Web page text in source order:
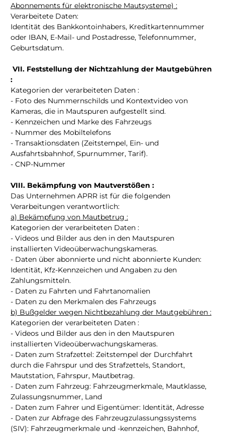
Abonnements für elektronische Mautsysteme) :
Verarbeitete Daten:
Identität des Bankkontoinhabers, Kreditkartennummer
oder IBAN, E-Mail- und Postadresse, Telefonnummer,
Geburtsdatum.
VII. Feststellung der Nichtzahlung der Mautgebühren
:
Kategorien der verarbeiteten Daten :
- Foto des Nummernschilds und Kontextvideo von
Kameras, die in Mautspuren aufgestellt sind.
- Kennzeichen und Marke des Fahrzeugs
- Nummer des Mobiltelefons
- Transaktionsdaten (Zeitstempel, Ein- und
Ausfahrtsbahnhof, Spurnummer, Tarif).
- CNP-Nummer
VIII. Bekämpfung von Mautverstößen :
Das Unternehmen APRR ist für die folgenden
Verarbeitungen verantwortlich:
a) Bekämpfung von Mautbetrug :
Kategorien der verarbeiteten Daten :
- Videos und Bilder aus den in den Mautspuren
installierten Videoüberwachungskameras.
- Daten über abonnierte und nicht abonnierte Kunden:
Identität, Kfz-Kennzeichen und Angaben zu den
Zahlungsmitteln.
- Daten zu Fahrten und Fahrtanomalien
- Daten zu den Merkmalen des Fahrzeugs
b) Bußgelder wegen Nichtbezahlung der Mautgebühren :
Kategorien der verarbeiteten Daten :
- Videos und Bilder aus den in den Mautspuren
installierten Videoüberwachungskameras.
- Daten zum Strafzettel: Zeitstempel der Durchfahrt
durch die Fahrspur und des Strafzettels, Standort,
Mautstation, Fahrspur, Mautbetrag.
- Daten zum Fahrzeug: Fahrzeugmerkmale, Mautklasse,
Zulassungsnummer, Land
- Daten zum Fahrer und Eigentümer: Identität, Adresse
- Daten zur Abfrage des Fahrzeugzulassungssystems
(SIV): Fahrzeugmerkmale und -kennzeichen, Bahnhof,